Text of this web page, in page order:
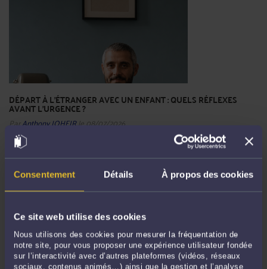
Consentement Détails À propos des cookies
Ce site web utilise des cookies
Nous utilisons des cookies pour mesurer la fréquentation de
notre site, pour vous proposer une expérience utilisateur fondée
sur l’interactivité avec d’autres plateformes (vidéos, réseaux
sociaux, contenus animés…) ainsi que la gestion et l’analyse
DÉPART À L’ÉTRANGER AVEC UN ENFANT : QUELS RÉFLEXES
AVANT L’URGENCE ?
ParAnthony JOHEIRle 08/07/2026
Lorsqu’un parent séparé annonce qu’il souhaite partir à l’étranger avec l’enfant,
l’inquiétude peut devenir immédiate. Le voyage est-il réellement temporaire ?
Existe-t-il un billet retour ? Le parent donne-t-il une adresse précise ? Le
passeport de l’enfant a-t-il ...
Lire la suite >